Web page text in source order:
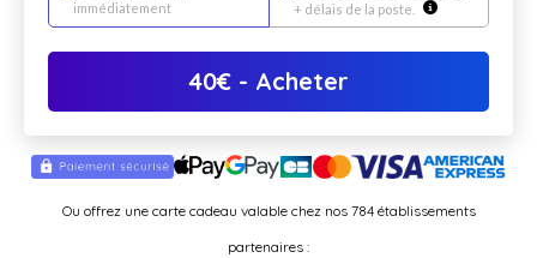
immédiatement
+ délais de la poste.
40€ - Acheter
Ou offrez une carte cadeau valable chez nos 784 établissements
partenaires :